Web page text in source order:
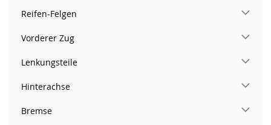
Reifen-Felgen
Vorderer Zug
Lenkungsteile
Hinterachse
Bremse